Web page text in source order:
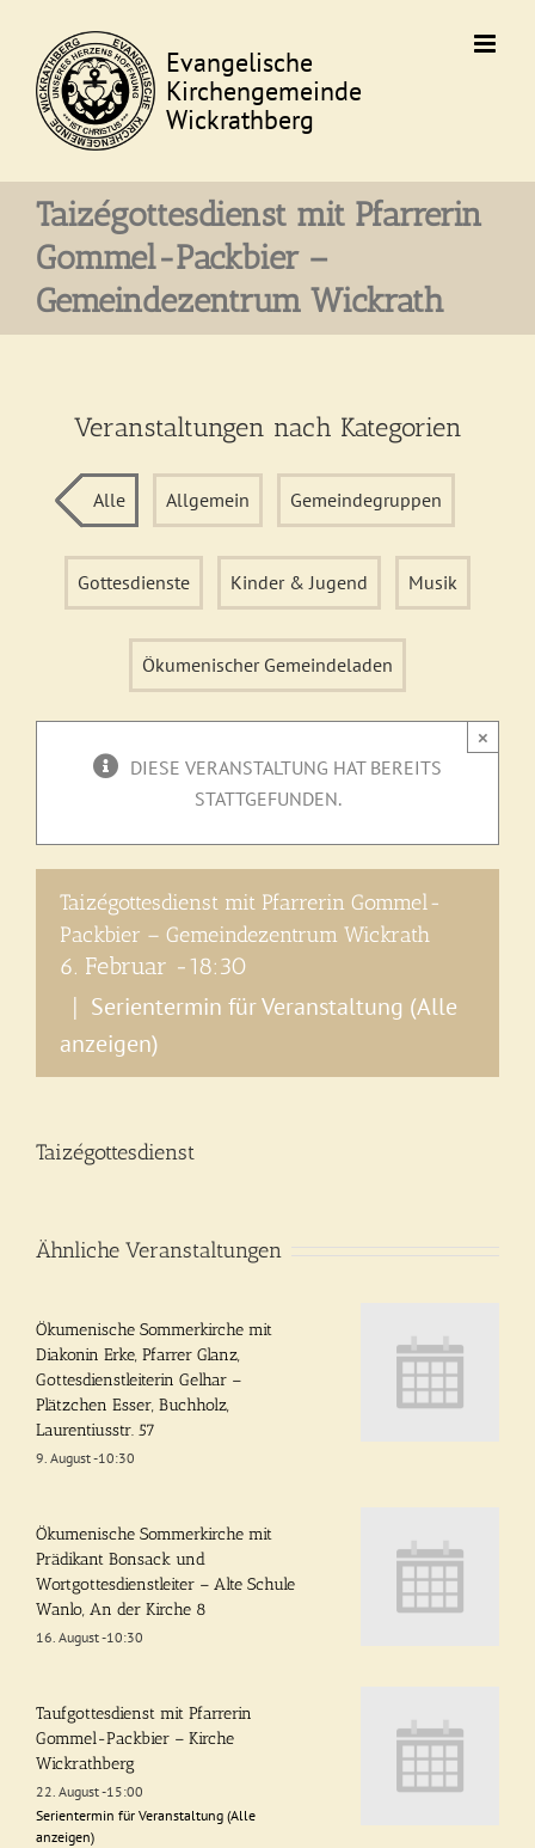
content
Taizégottesdienst mit Pfarrerin
Gommel-Packbier –
Gemeindezentrum Wickrath
Veranstaltungen nach Kategorien
Alle Allgemein Gemeindegruppen
Gottesdienste Kinder & Jugend Musik
Ökumenischer Gemeindeladen
×
DIESE VERANSTALTUNG HAT BEREITS
STATTGEFUNDEN.
Taizégottesdienst mit Pfarrerin Gommel-
Packbier – Gemeindezentrum Wickrath
6. Februar -18:30
| Serientermin für Veranstaltung (Alle
anzeigen)
Taizégottesdienst
Ähnliche Veranstaltungen
Ökumenische Sommerkirche mit
Diakonin Erke, Pfarrer Glanz,
Gottesdienstleiterin Gelhar –
Plätzchen Esser, Buchholz,
Laurentiusstr. 57
9. August -10:30
Ökumenische Sommerkirche mit
Prädikant Bonsack und
Wortgottesdienstleiter – Alte Schule
Wanlo, An der Kirche 8
16. August -10:30
Taufgottesdienst mit Pfarrerin
Gommel-Packbier – Kirche
Wickrathberg
22. August -15:00
Serientermin für Veranstaltung (Alle
anzeigen)